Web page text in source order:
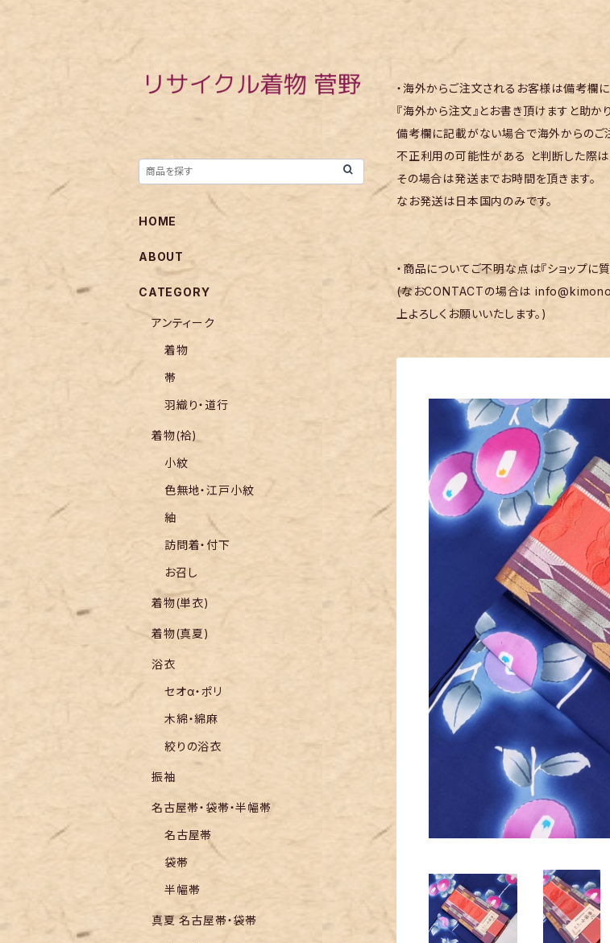
・海外からご注文されるお客様は備考欄に
『海外から注文』とお書き頂けますと助かり
備考欄に記載がない場合で海外からのご
不正利用の可能性がある と判断した際は
その場合は発送までお時間を頂きます。
なお発送は日本国内のみです。
・商品についてご不明な点は『ショップに
(なおCONTACTの場合は
上よろしくお願いいたします。)
HOME
ABOUT
CATEGORY
アンティーク
着物
帯
羽織り・道行
着物(袷)
小紋
色無地・江戸小紋
紬
訪問着・付下
お召し
着物(単衣)
着物(真夏)
浴衣
セオα・ポリ
木綿・綿麻
絞りの浴衣
振袖
名古屋帯・袋帯・半幅帯
名古屋帯
袋帯
半幅帯
真夏 名古屋帯・袋帯